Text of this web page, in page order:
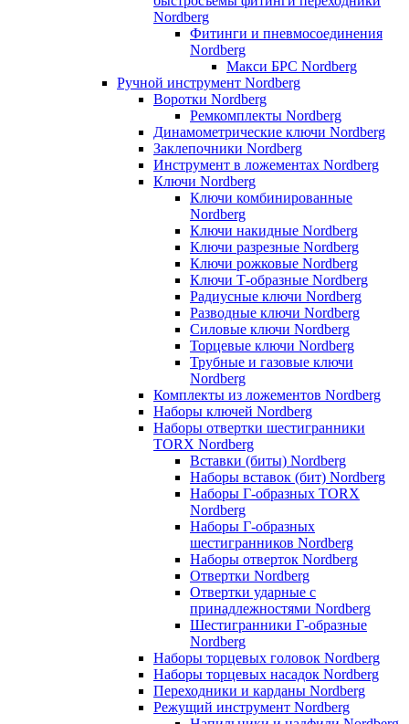
Nordberg
Фитинги и пневмосоединения
Nordberg
Макси БРС Nordberg
Ручной инструмент Nordberg
Воротки Nordberg
Ремкомплекты Nordberg
Динамометрические ключи Nordberg
Заклепочники Nordberg
Инструмент в ложементах Nordberg
Ключи Nordberg
Ключи комбинированные
Nordberg
Ключи накидные Nordberg
Ключи разрезные Nordberg
Ключи рожковые Nordberg
Ключи Т-образные Nordberg
Радиусные ключи Nordberg
Разводные ключи Nordberg
Силовые ключи Nordberg
Торцевые ключи Nordberg
Трубные и газовые ключи
Nordberg
Комплекты из ложементов Nordberg
Наборы ключей Nordberg
Наборы отвертки шестигранники
TORX Nordberg
Вставки (биты) Nordberg
Наборы вставок (бит) Nordberg
Наборы Г-образных TORX
Nordberg
Наборы Г-образных
шестигранников Nordberg
Наборы отверток Nordberg
Отвертки Nordberg
Отвертки ударные с
принадлежностями Nordberg
Шестигранники Г-образные
Nordberg
Наборы торцевых головок Nordberg
Наборы торцевых насадок Nordberg
Переходники и карданы Nordberg
Режущий инструмент Nordberg